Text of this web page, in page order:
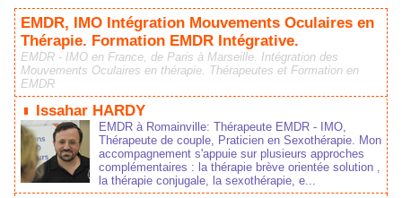
EMDR, IMO Intégration Mouvements Oculaires en
Thérapie. Formation EMDR Intégrative.
EMDR - IMO en France, de Paris à Marseille. Intégration des
Mouvements Oculaires en thérapie. Thérapeutes et Formation en
EMDR
Issahar HARDY
EMDR à Romainville: Thérapeute EMDR - IMO,
Thérapeute de couple, Praticien en Sexothérapie. Mon
accompagnement s'appuie sur plusieurs approches
complémentaires : la thérapie brève orientée solution ,
la thérapie conjugale, la sexothérapie, e...